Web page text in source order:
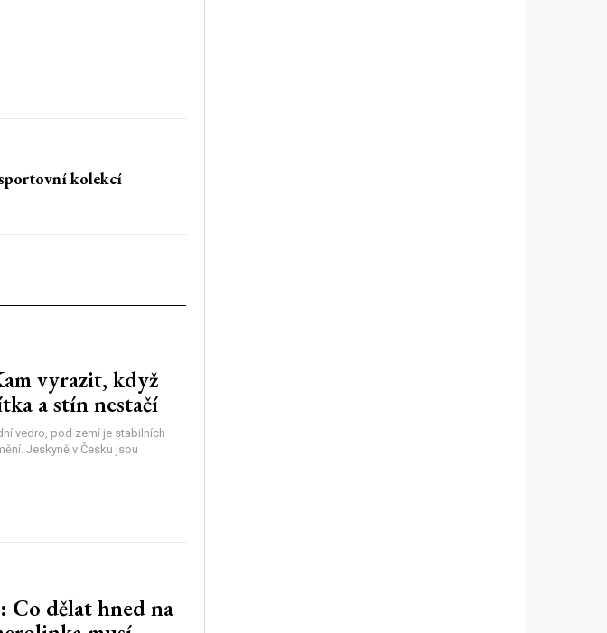
sportovní kolekcí
vyrazit, když
a stín nestačí
vedro, pod zemí je stabilních
Jeskyně v Česku jsou
Co dělat hned na